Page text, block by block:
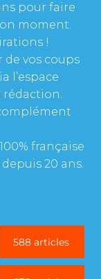
pour faire
moment.
!
de vos coups
l’espace
rédaction.
française
20 ans.
588 articles